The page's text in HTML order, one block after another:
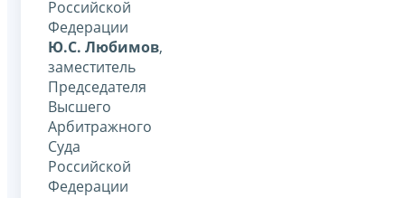
Российской
Федерации
Ю.С. Любимов,
заместитель
Председателя
Высшего
Арбитражного
Суда
Российской
Федерации